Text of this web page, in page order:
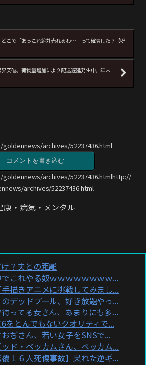
どこで「あっこれ絶対売れるわ…」って確信した？【呪
界突破。荷物量増加により配送遅延発生中。年末
archives/52237436.html
コメントを書き込む
archives/52237436.htmlhttp://
archives/52237436.html
康・病気・メンタル
？夫との距離
でこれやる奴ｗｗｗｗｗｗｗｗ...
描きアニメに挑戦してみまし...
のデッドプール、好き放題やっ...
待ってる女さん、あまりにも多...
6をとんでもないクオリティで...
おぢさん、若い女子をSNSで...
ッド・ベッカムさん、ベッカム...
覆１６人死傷事故】呆れた逆ギ...